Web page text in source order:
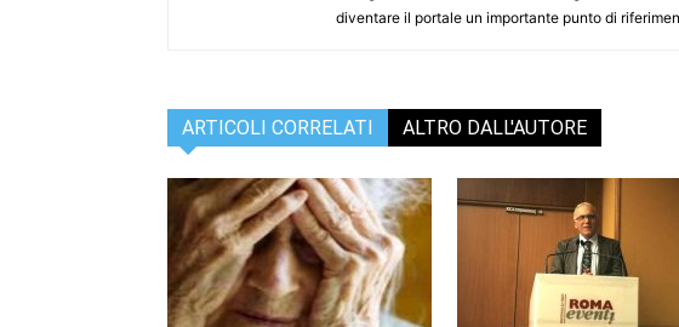
diventare il portale un importante punto di
ARTICOLI CORRELATI ALTRO DALL'AUTORE